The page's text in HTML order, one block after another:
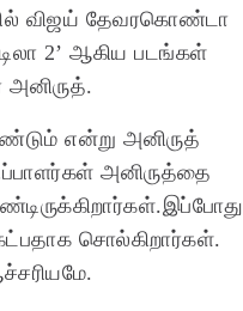
விஜய் தேவரகொண்டா
2’ ஆகிய படங்கள்
என்று அனிருத்
அனிருத்தை
சொல்கிறார்கள்.